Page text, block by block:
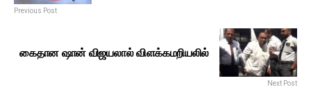
Previous Post
கைதான ஷான் விஜயலால் விளக்கமறியலில்
Next Post